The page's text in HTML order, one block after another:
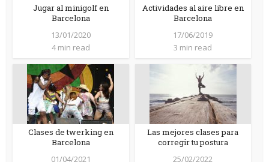
Jugar al minigolf en
Barcelona
13/01/2020
4 min read
Actividades al aire libre en
Barcelona
17/06/2019
3 min read
Clases de twerking en
Barcelona
01/04/2021
Las mejores clases para
corregir tu postura
25/02/2022